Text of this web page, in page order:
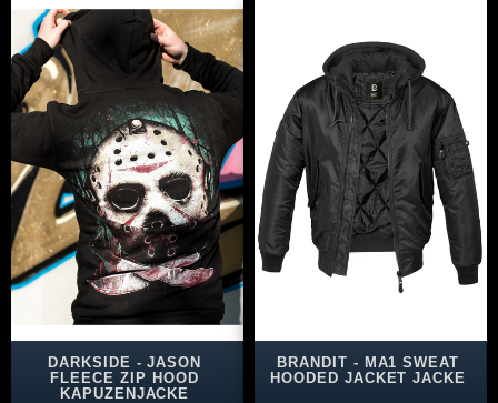
DARKSIDE - JASON
FLEECE ZIP HOOD
KAPUZENJACKE
BRANDIT - MA1 SWEAT
HOODED JACKET JACKE